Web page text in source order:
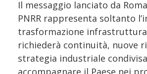
Il messaggio lanciato da
PNRR rappresenta soltanto
trasformazione
richiederà continuità, nuove
strategia industriale
accompagnare il Paese nei